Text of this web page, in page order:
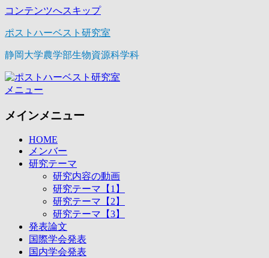
コンテンツへスキップ
ポストハーベスト研究室
静岡大学農学部生物資源科学科
メニュー
メインメニュー
HOME
メンバー
研究テーマ
研究内容の動画
研究テーマ【1】
研究テーマ【2】
研究テーマ【3】
発表論文
国際学会発表
国内学会発表